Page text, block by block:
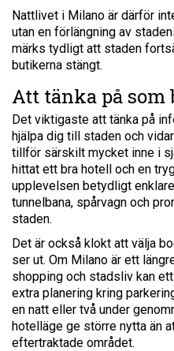
Nattlivet i Milano är därför
utan en förlängning av
märks tydligt att staden
butikerna stängt.
Att tänka på som
Det viktigaste att tänka på
hjälpa dig till staden och
tillför särskilt mycket inne i
hittat ett bra hotell och en
upplevelsen betydligt
tunnelbana, spårvagn och
staden.
Det är också klokt att välja
ser ut. Om Milano är ett
shopping och stadsliv kan
extra planering kring
en natt eller två under
hotelläge ge större nytta än
eftertraktade området.